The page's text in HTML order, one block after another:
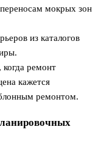
мокрых зон
из каталогов
ремонт
кажется
ремонтом.